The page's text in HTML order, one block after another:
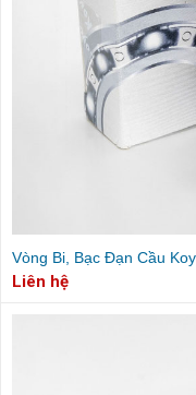
Vòng Bi, Bạc Đạn Cầu
Liên hệ